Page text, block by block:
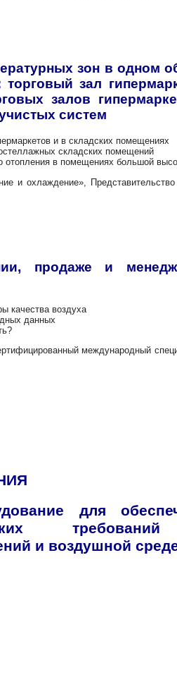
зон в одном
зал
залов
систем
и в складских помещениях
складских помещений
в помещениях большой
и охлаждение»,
продаже и
воздуха
данных
международный
для
и воздушной